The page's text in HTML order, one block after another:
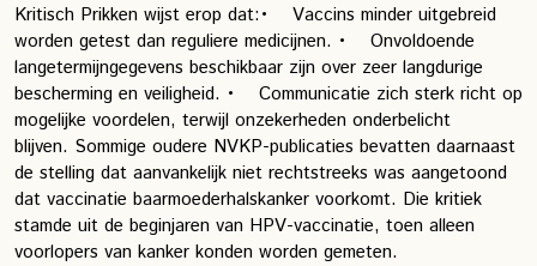
Kritisch Prikken wijst erop dat:• Vaccins minder uitgebreid
worden getest dan reguliere medicijnen. • Onvoldoende
langetermijngegevens beschikbaar zijn over zeer langdurige
bescherming en veiligheid. • Communicatie zich sterk richt op
mogelijke voordelen, terwijl onzekerheden onderbelicht
blijven. Sommige oudere NVKP-publicaties bevatten daarnaast
de stelling dat aanvankelijk niet rechtstreeks was aangetoond
dat vaccinatie baarmoederhalskanker voorkomt. Die kritiek
stamde uit de beginjaren van HPV-vaccinatie, toen alleen
voorlopers van kanker konden worden gemeten.